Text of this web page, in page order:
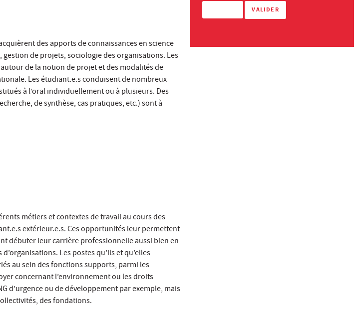
des apports de connaissances en science
de projets, sociologie des organisations. Les
de la notion de projet et des modalités de
Les étudiant.e.s conduisent de nombreux
à l’oral individuellement ou à plusieurs. Des
de synthèse, cas pratiques, etc.) sont à
métiers et contextes de travail au cours des
extérieur.e.s. Ces opportunités leur permettent
débuter leur carrière professionnelle aussi bien en
Les postes qu’ils et qu’elles
au sein des fonctions supports, parmi les
concernant l’environnement ou les droits
d’urgence ou de développement par exemple, mais
des fondations.